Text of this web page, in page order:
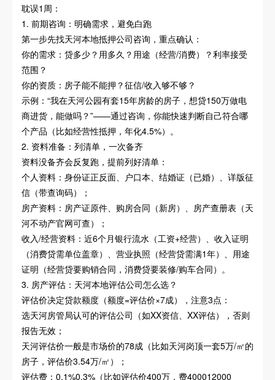
耽误1周：
1. 前期咨询：明确需求，避免白跑
第一步先找天河本地抵押公司咨询，重点确认：
你的需求：贷多少？用多久？用途（经营/消费）？利率接受
范围？
你的资质：房子能不能押？征信/收入够不够？
示例：“我在天河公园有套15年房龄的房子，想贷150万做电
商进货，能做吗？”——通过咨询，你能快速判断自己符合哪
个产品（比如经营性抵押，年化4.5%）。
2. 资料准备：列清单，一次备齐
资料没备齐会反复跑，提前列好清单：
个人资料：身份证正反面、户口本、结婚证（已婚）、详版征
信（带查询码）；
房产资料：房产证原件、购房合同（新房）、房产查册表（天
河不动产官网可查）；
收入/经营资料：近6个月银行流水（工资+经营）、收入证明
（消费贷需单位盖章）、营业执照（经营贷需满1年）、用途
证明（经营贷要购销合同，消费贷要装修/购车合同）。
3. 房产评估：天河本地评估公司怎么选？
评估价决定贷款额度（额度=评估价×7成），注意3点：
选天河房管局认可的评估公司（如XX资信、XX评估），否则
报告无效；
天河评估价一般是市场价的78成（比如天河岗顶一套5万/㎡的
房子，评估价3.54万/㎡）；
评估费：0.1%0.3%（比如评估价400万，费400012000